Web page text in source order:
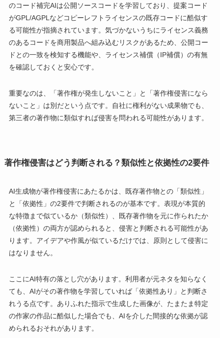
のコード補完AIは公開ソースコードを学習しており、提案コード
がGPL/AGPLなどコピーレフトライセンスの既存コードに酷似す
る可能性が指摘されています。気づかないうちにライセンス義務
のあるコードを商用製品へ組み込むリスクがあるため、公開コー
ドとの一致を検知する機能や、ライセンス補償（IP補償）の有無
を確認しておくと安心です。
重要なのは、「著作権が発生しないこと」と「著作権侵害になら
ないこと」は別だという点です。自社に権利がない成果物でも、
第三者の著作物に類似すれば侵害を問われる可能性があります。
著作権侵害はどう判断される？類似性と依拠性の2要件
AI生成物が著作権侵害にあたるかは、既存著作物との「類似性」
と「依拠性」の2要件で判断されるのが基本です。表現が本質的
な特徴まで似ているか（類似性）、既存著作物を元に作られたか
（依拠性）の両方が認められると、侵害と判断される可能性があ
ります。アイデアや作風が似ているだけでは、原則として侵害に
はなりません。
ここにAI特有の落とし穴があります。利用者が元ネタを知らなく
ても、AIがその著作物を学習していれば「依拠性あり」と判断さ
れうる点です。ありふれた指示で生成した画像が、たまたま特定
の作家の作品に酷似した場合でも、AIを介した間接的な依拠が認
められるおそれがあります。